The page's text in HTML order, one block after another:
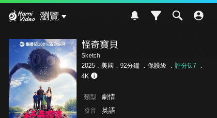
瀏覽
怪奇寶貝
Sketch
2025．美國．92分鐘 ． 保護級 ． 評分6.7．
4K
類型 劇情
發音 英語